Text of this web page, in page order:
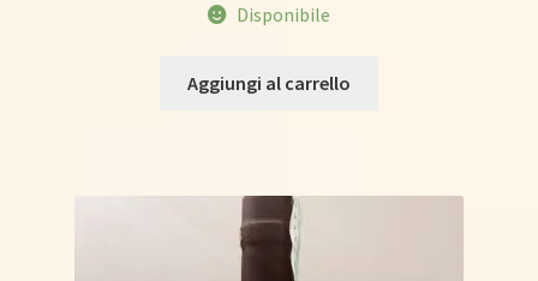
Disponibile
Aggiungi al carrello